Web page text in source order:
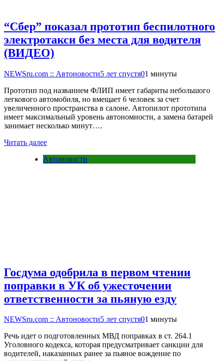
“Сбер” показал прототип беспилотного
электротакси без места для водителя
(ВИДЕО)
NEWSru.com :: Автоновости5 лет спустя01 минуты
Прототип под названием ФЛИП имеет габариты небольшого
легкового автомобиля, но вмещает 6 человек за счет
увеличенного пространства в салоне. Автопилот прототипа
имеет максимальный уровень автономности, а замена батарей
занимает несколько минут….
Читать далее
Автоновости
Госдума одобрила в первом чтении
поправки в УК об ужесточении
ответственности за пьяную езду
NEWSru.com :: Автоновости5 лет спустя01 минуты
Речь идет о подготовленных МВД поправках в ст. 264.1
Уголовного кодекса, которая предусматривает санкции для
водителей, наказанных ранее за пьяное вождение по